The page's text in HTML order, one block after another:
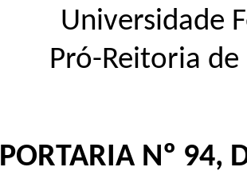
Universidade
Pró-Reitoria de
PORTARIA Nº 94,